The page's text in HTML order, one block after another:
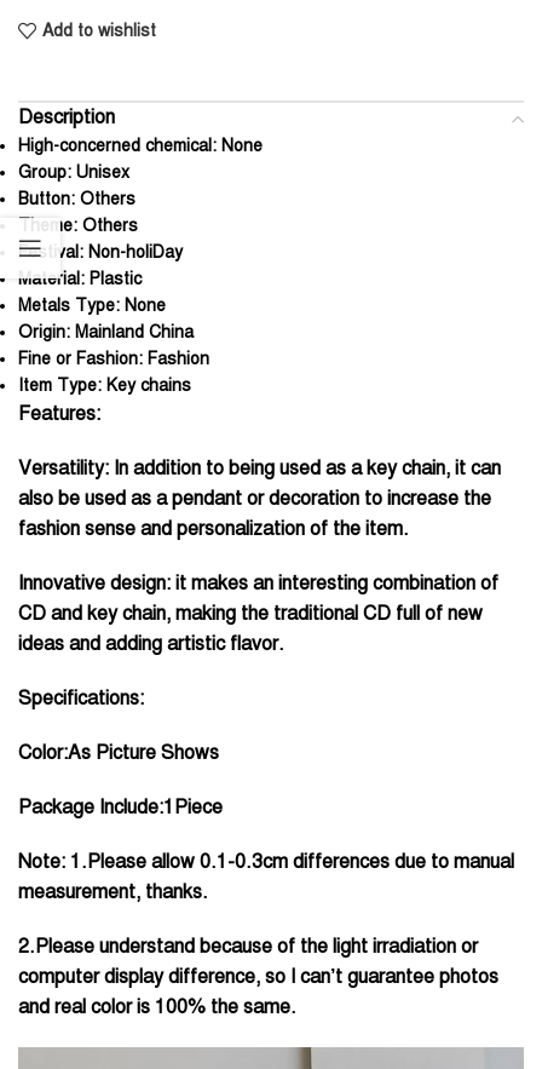
Add to wishlist
Description
High-concerned chemical: None
Group: Unisex
Button: Others
Theme: Others
Festival: Non-holiDay
Material: Plastic
Metals Type: None
Origin: Mainland China
Fine or Fashion: Fashion
Item Type: Key chains
Features:
Versatility: In addition to being used as a key chain, it can
also be used as a pendant or decoration to increase the
fashion sense and personalization of the item.
Innovative design: it makes an interesting combination of
CD and key chain, making the traditional CD full of new
ideas and adding artistic flavor.
Specifications:
Color:As Picture Shows
Package Include:1Piece
Note: 1.Please allow 0.1-0.3cm differences due to manual
measurement, thanks.
2.Please understand because of the light irradiation or
computer display difference, so I can’t guarantee photos
and real color is 100% the same.